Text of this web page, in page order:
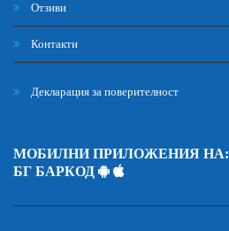
Отзиви
Контакти
Декларация за поверителност
МОБИЛНИ ПРИЛОЖЕНИЯ НА:
БГ БАРКОД